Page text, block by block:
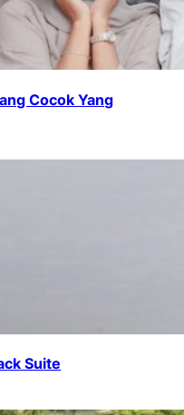
Cocok Yang
Suite